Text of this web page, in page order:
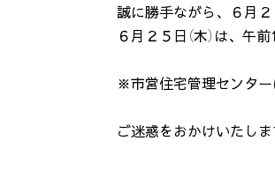
誠に勝手ながら、６月２
６月２５日（木）は、午
※市営住宅管理センター
ご迷惑をおかけいたし